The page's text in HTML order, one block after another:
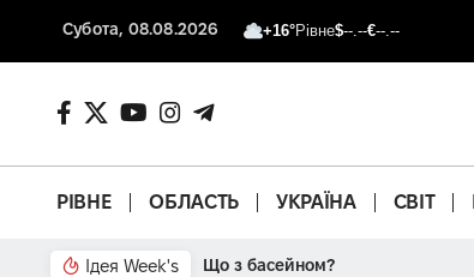
Субота, 08.08.2026 +16°Рівне$--.--€--.--
РІВНЕ ОБЛАСТЬ УКРАЇНА СВІТ
Ідея Week's Що з басейном?